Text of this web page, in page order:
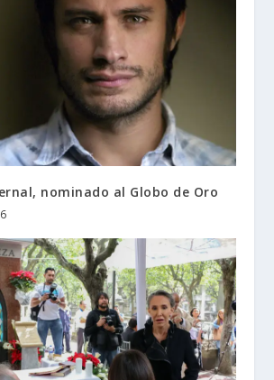
nominado al Globo de Oro